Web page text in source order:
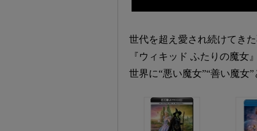
世代を超え愛され続けてき
『ウィキッド ふたりの魔女
世界に“悪い魔女”“善い魔女